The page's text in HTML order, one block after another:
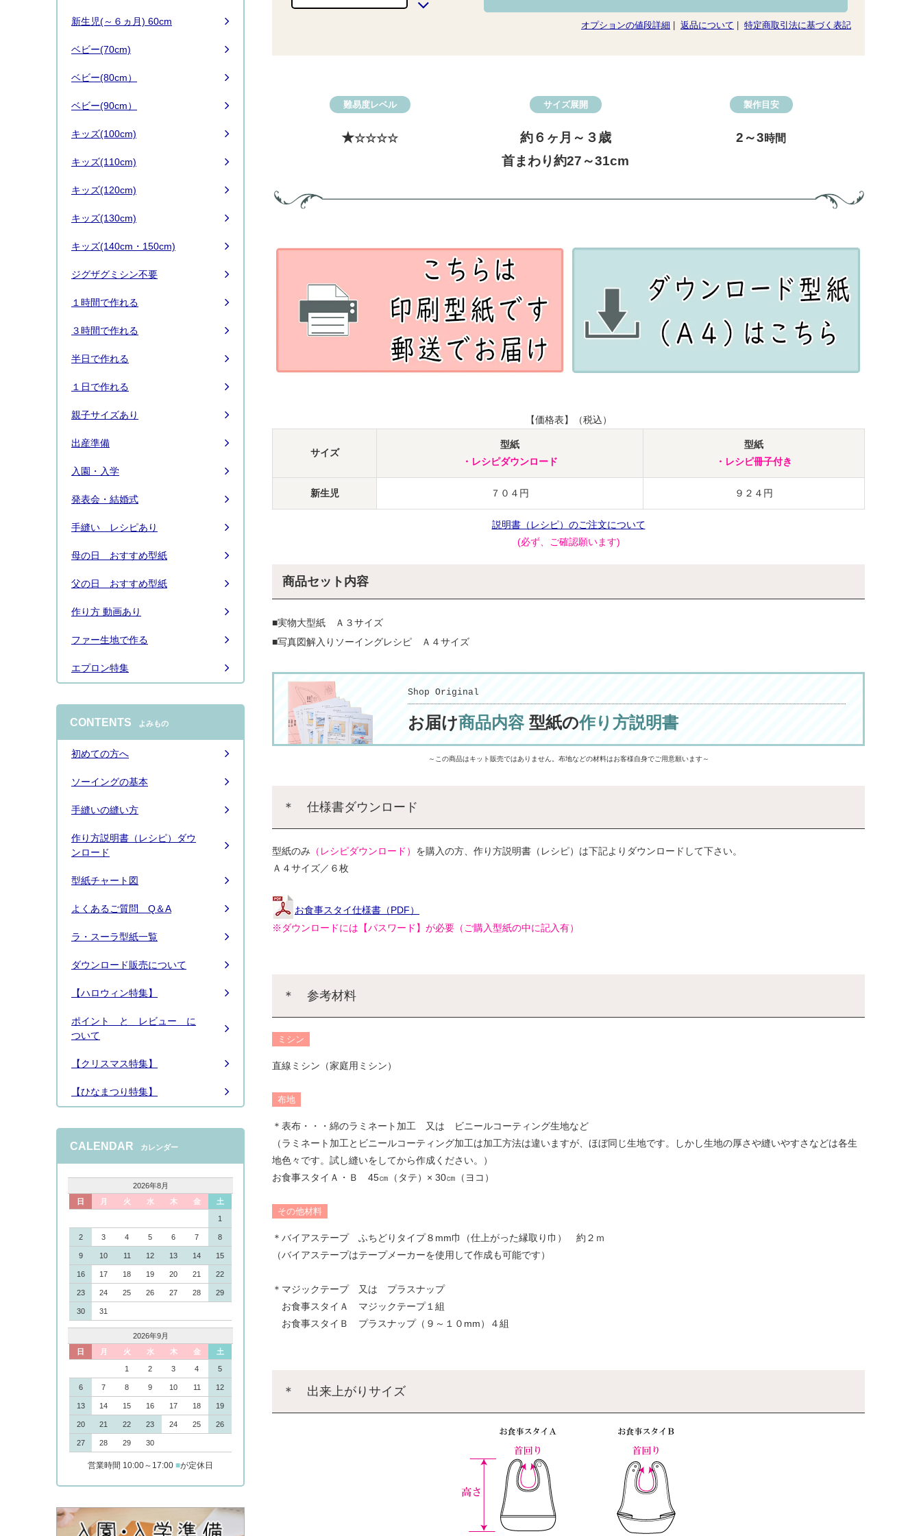
オプションの値段詳細 返品について 特定商取引法に基づく表記
難易度レベル
★☆☆☆☆
サイズ展開
約６ヶ月～３歳
首まわり約27～31cm
製作目安
2～3時間
【価格表】（税込）
サイズ
型紙
・レシピダウンロード
型紙
・レシピ冊子付き
新生児 ７０４円 ９２４円
説明書（レシピ）のご注文について
(必ず、ご確認願います)
商品セット内容
■実物大型紙 Ａ３サイズ
■写真図解入りソーイングレシピ Ａ４サイズ
Shop Original
お届け商品内容型紙の作り方説明書
～この商品はキット販売ではありません。布地などの材料はお客様自身でご用意願います～
＊ 仕様書ダウンロード
型紙のみ （レシピダウンロード） を購入の方、作り方説明書（レシピ）は下記よりダウンロードして下さい。
Ａ４サイズ／６枚
お食事スタイ仕様書（PDF）
※ダウンロードには【パスワード】が必要（ご購入型紙の中に記入有）
＊ 参考材料
ミシン
直線ミシン（家庭用ミシン）
布地
＊表布・・・綿のラミネート加工 又は ビニールコーティング生地など
（ラミネート加工とビニールコーティング加工は加工方法は違いますが、ほぼ同じ生地です。しかし生地の厚さや縫いやすさなどは各生
地色々です。試し縫いをしてから作成ください。）
お食事スタイＡ・Ｂ 45㎝（タテ）× 30㎝（ヨコ）
その他材料
＊バイアステープ ふちどりタイプ８mm巾（仕上がった縁取り巾） 約２ｍ
（バイアステープはテープメーカーを使用して作成も可能です）
＊マジックテープ 又は プラスナップ
お食事スタイＡ マジックテープ１組
お食事スタイＢ プラスナップ（９～１０mm）４組
＊ 出来上がりサイズ
新生児(～６ヵ月) 60cm
ベビー(70cm)
ベビー(80cm）
ベビー(90cm）
キッズ(100cm)
キッズ(110cm)
キッズ(120cm)
キッズ(130cm)
キッズ(140cm・150cm)
ジグザグミシン不要
１時間で作れる
３時間で作れる
半日で作れる
１日で作れる
親子サイズあり
出産準備
入園・入学
発表会・結婚式
手縫い レシピあり
母の日 おすすめ型紙
父の日 おすすめ型紙
作り方 動画あり
ファー生地で作る
エプロン特集
CONTENTS よみもの
初めての方へ
ソーイングの基本
手縫いの縫い方
作り方説明書（レシピ）ダウ
ンロード
型紙チャート図
よくあるご質問 Q＆A
ラ・スーラ型紙一覧
ダウンロード販売について
【ハロウィン特集】
ポイント と レビュー に
ついて
【クリスマス特集】
【ひなまつり特集】
CALENDAR カレンダー
2026年8月
日
月 火 水 木 金 土
1
2 3 4 5 6 7 8
9 10 11 12 13 14 15
16 17 18 19 20 21 22
23 24 25 26 27 28 29
30 31
2026年9月
日
月 火 水 木 金 土
1 2 3 4 5
6 7 8 9 10 11 12
13 14 15 16 17 18 19
20 21 22 23 24 25 26
27 28 29 30
営業時間 10:00～17:00 ■が定休日